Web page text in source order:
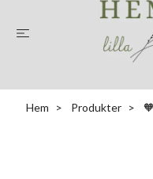
Hem Produkter